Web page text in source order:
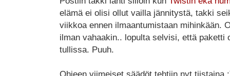
elämä ei olisi ollut vailla jännitystä, takki
viikkoa ennen ilmaantumistaan mihinkään.
ilman vahaakin.. lopulta selvisi, että paketti
tullissa. Puuh.